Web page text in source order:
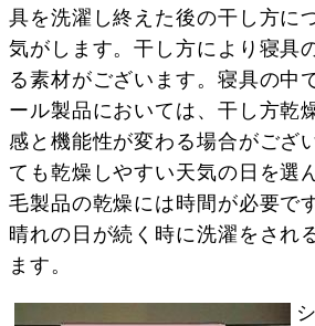
具を洗濯し終えた後の干し方に
気がします。干し方により寝具
る素材がございます。寝具の中
ール製品においては、干し方乾
感と機能性が変わる場合がござ
ても乾燥しやすい天気の日を選
毛製品の乾燥には時間が必要で
晴れの日が続く時に洗濯をされ
ます。